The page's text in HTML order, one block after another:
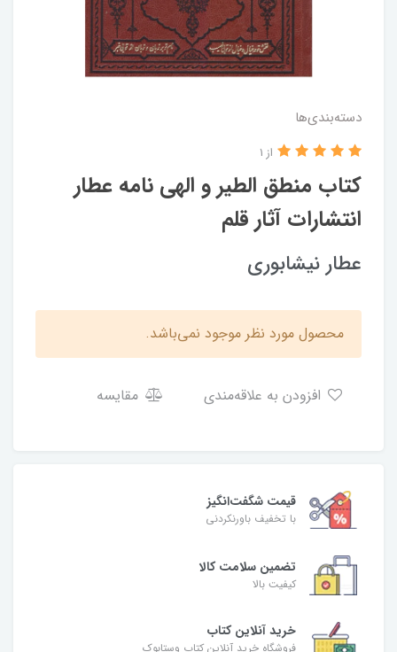
دسته‌بندی‌ها
کتاب منطق الطیر و الهی نامه عطار
انتشارات آثار قلم
از 1
عطار نیشابوری
محصول مورد نظر موجود نمی‌باشد.
مقایسه
قیمت شگفت‌انگیز
با تخفیف باورنکردنی
تضمین سلامت کالا
کیفیت بالا
خرید آنلاین کتاب
فروشگاه خرید آنلاین کتاب وستابوک